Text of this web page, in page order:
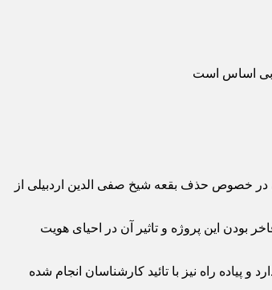
بی اساس است
در خصوص حذف بقعه شیخ صفی الدین اردبیلی از
بودن این پروژه و تاثیر آن در احیای هویت
راه نیز با تائید کارشناسان انجام شده